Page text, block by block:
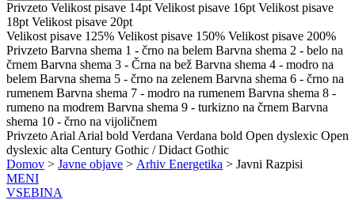
Privzeto Velikost pisave 14pt Velikost pisave 16pt Velikost pisave
18pt Velikost pisave 20pt
Velikost pisave 125% Velikost pisave 150% Velikost pisave 200%
Privzeto Barvna shema 1 - črno na belem Barvna shema 2 - belo na
črnem Barvna shema 3 - Črna na bež Barvna shema 4 - modro na
belem Barvna shema 5 - črno na zelenem Barvna shema 6 - črno na
rumenem Barvna shema 7 - modro na rumenem Barvna shema 8 -
rumeno na modrem Barvna shema 9 - turkizno na črnem Barvna
shema 10 - črno na vijoličnem
Privzeto Arial Arial bold Verdana Verdana bold Open dyslexic Open
dyslexic alta Century Gothic / Didact Gothic
Domov > Javne objave > Arhiv Energetika > Javni Razpisi
MENI
VSEBINA